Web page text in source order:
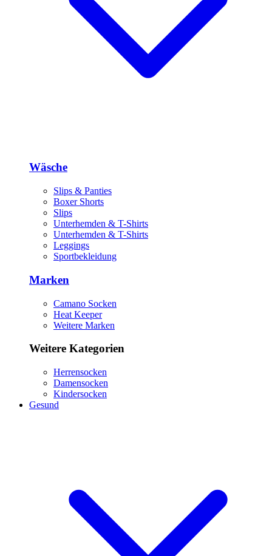
Wäsche
Slips & Panties
Boxer Shorts
Slips
Unterhemden & T-Shirts
Unterhemden & T-Shirts
Leggings
Sportbekleidung
Marken
Camano Socken
Heat Keeper
Weitere Marken
Weitere Kategorien
Herrensocken
Damensocken
Kindersocken
Gesund